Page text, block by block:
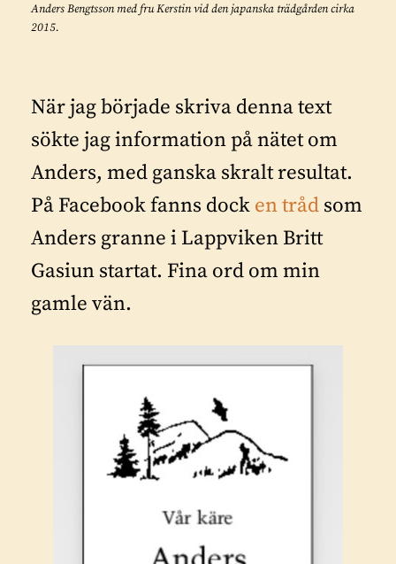
Anders Bengtsson med fru Kerstin vid den japanska trädgården cirka
2015.
När jag började skriva denna text
sökte jag information på nätet om
Anders, med ganska skralt resultat.
På Facebook fanns dock en tråd som
Anders granne i Lappviken Britt
Gasiun startat. Fina ord om min
gamle vän.